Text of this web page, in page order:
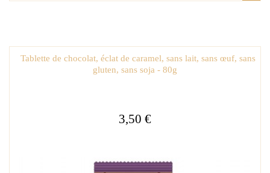
Tablette de chocolat, éclat de caramel, sans lait, sans œuf, sans
gluten, sans soja - 80g
3,50 €